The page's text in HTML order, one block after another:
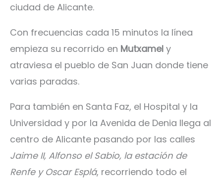
ciudad de Alicante.
Con frecuencias cada 15 minutos la línea
empieza su recorrido en Mutxamel y
atraviesa el pueblo de San Juan donde tiene
varias paradas.
Para también en Santa Faz, el Hospital y la
Universidad y por la Avenida de Denia llega al
centro de Alicante pasando por las calles
Jaime II, Alfonso el Sabio, la estación de
Renfe y Oscar Esplá, recorriendo todo el